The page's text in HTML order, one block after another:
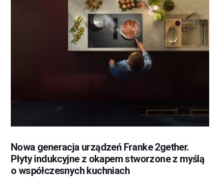
Nowa generacja urządzeń Franke 2gether.
Płyty indukcyjne z okapem stworzone z myślą
o współczesnych kuchniach